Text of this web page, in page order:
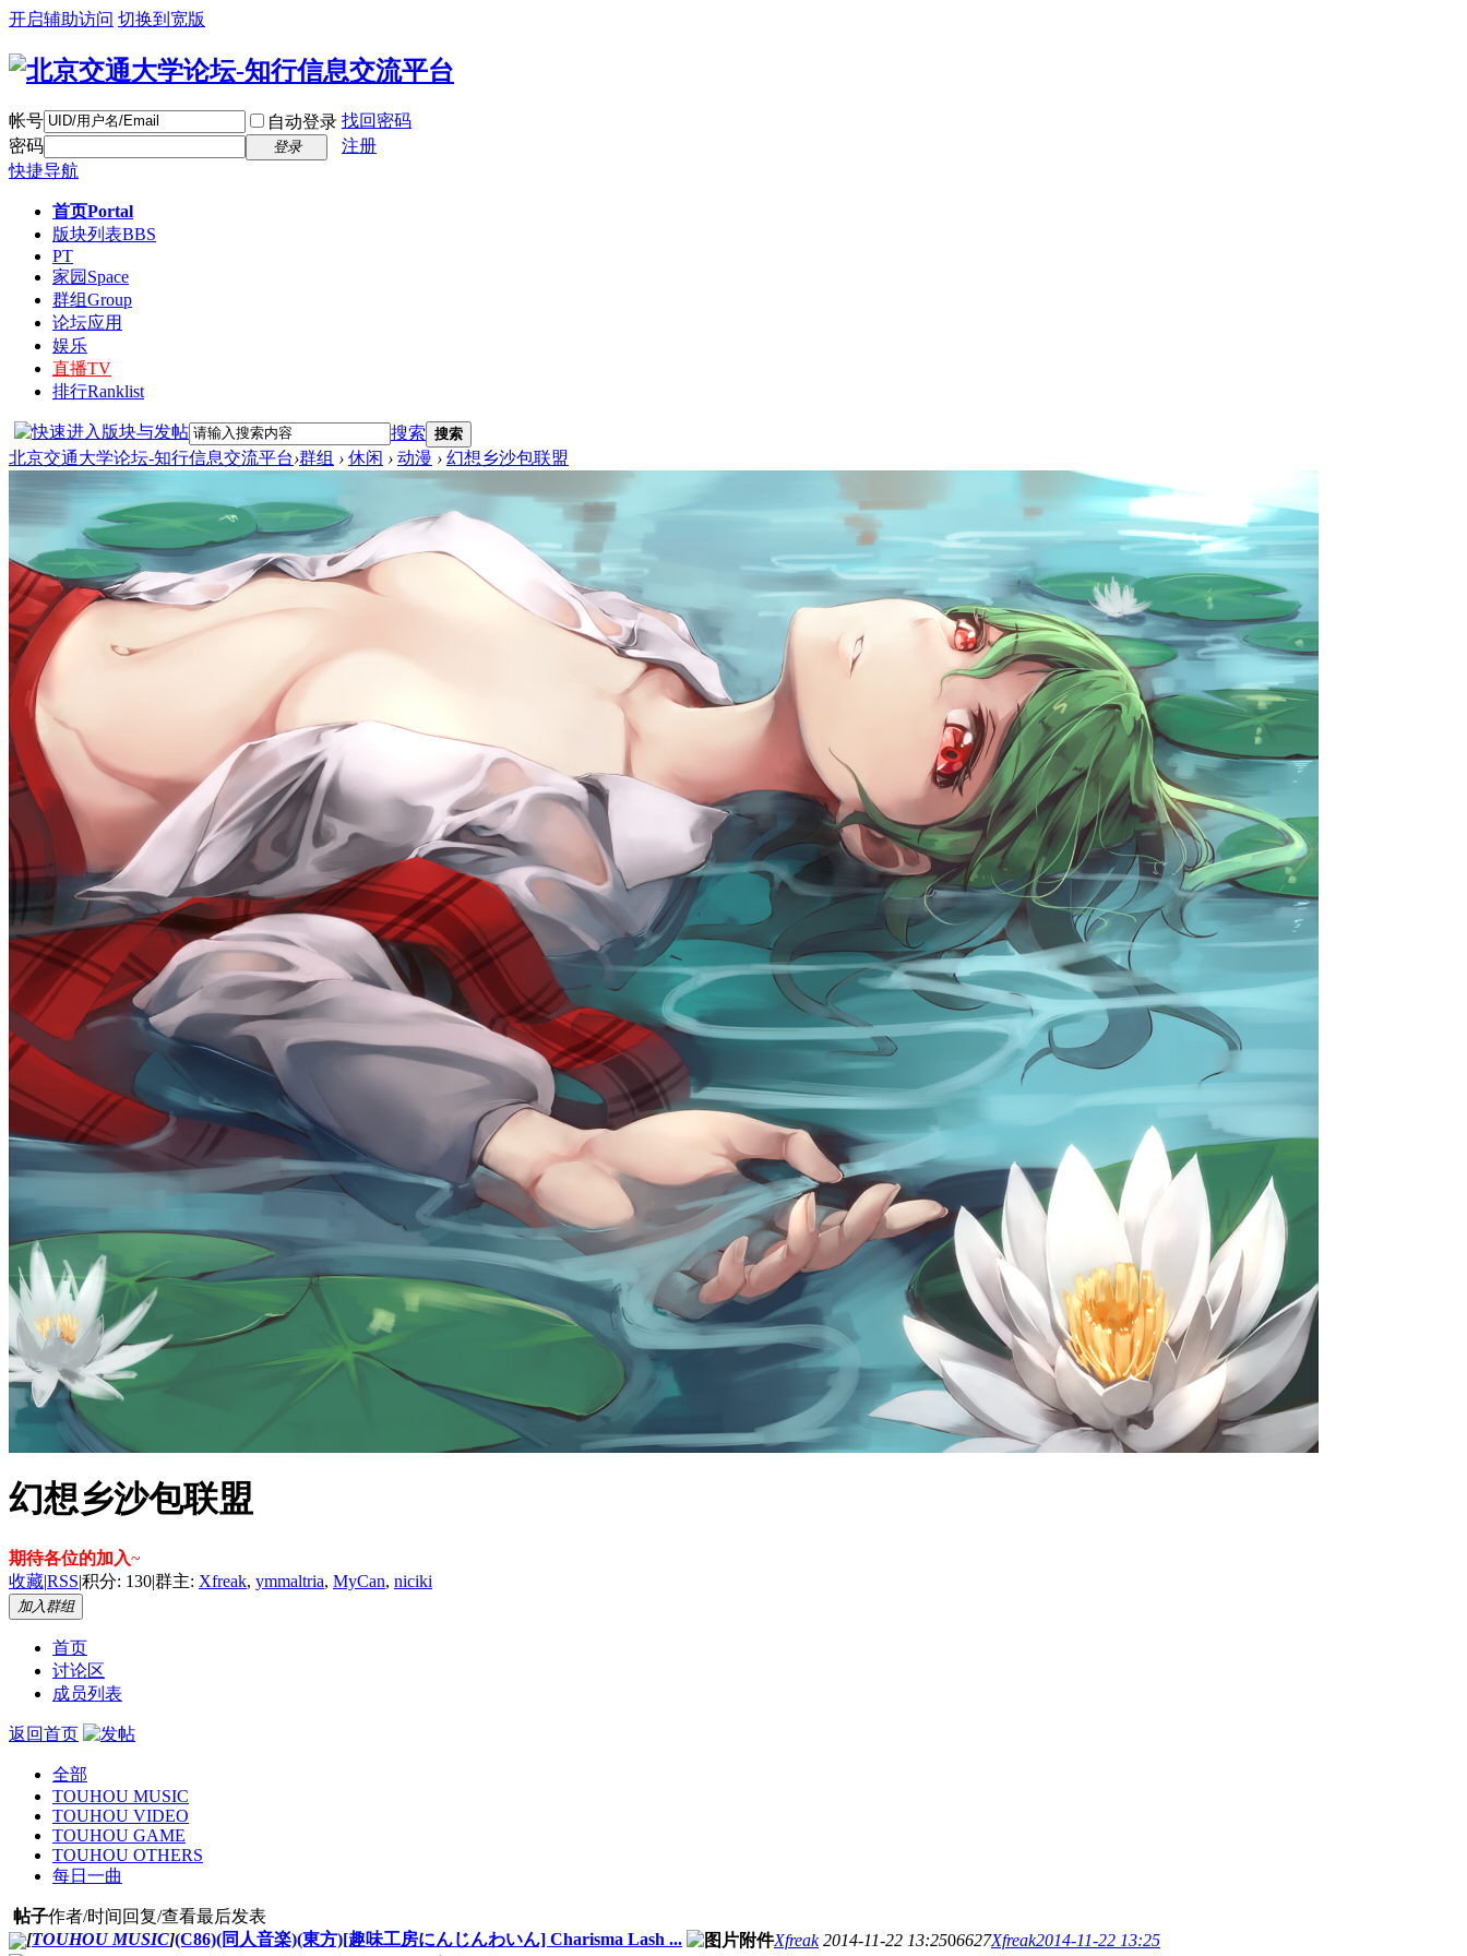
开启辅助访问 切换到宽版
帐号 自动登录 找回密码
密码
登录
注册
快捷导航
首页Portal
版块列表BBS
PT
家园 Space
群组Group
论坛应用
娱乐
直播TV
排行Ranklist
搜索 搜索
北京交通大学论坛-知行信息交流平台›群组 › 休闲 › 动漫 › 幻想乡沙包联盟
幻想乡沙包联盟
期待各位的加入~
收藏|RSS|积分: 130|群主: Xfreak, ymmaltria, MyCan, niciki
加入群组
首页
讨论区
成员列表
返回首页
全部
TOUHOU MUSIC
TOUHOU VIDEO
TOUHOU GAME
TOUHOU OTHERS
每日一曲
帖子作者/时间 回复/查看最后发表
[TOUHOU MUSIC](C86)(同人音楽)(東方)[趣味工房にんじんわいん] Charisma Lash ... Xfreak 2014-11-22 13:2506627Xfreak2014-11-22 13:25